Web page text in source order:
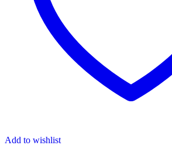
Add to wishlist